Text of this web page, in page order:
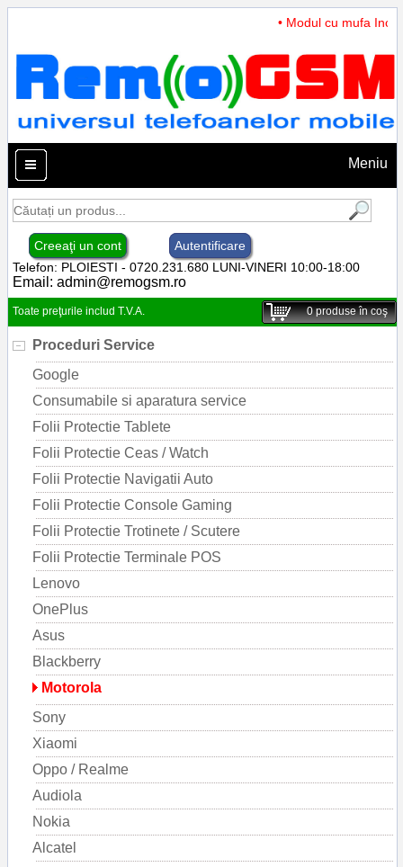
• Modul cu mufa
Meniu
Creeaţi un cont
Autentificare
Telefon: PLOIESTI - 0720.231.680 LUNI-VINERI 10:00-18:00
Email: admin@remogsm.ro
Toate preţurile includ T.V.A. 0produse în coş
Proceduri Service
Google
Consumabile si aparatura service
Folii Protectie Tablete
Folii Protectie Ceas / Watch
Folii Protectie Navigatii Auto
Folii Protectie Console Gaming
Folii Protectie Trotinete / Scutere
Folii Protectie Terminale POS
Lenovo
OnePlus
Asus
Blackberry
Motorola
Sony
Xiaomi
Oppo / Realme
Audiola
Nokia
Alcatel